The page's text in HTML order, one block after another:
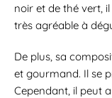
noir et de thé vert,
très agréable à
De plus, sa
et gourmand. Il se
Cependant, il peut